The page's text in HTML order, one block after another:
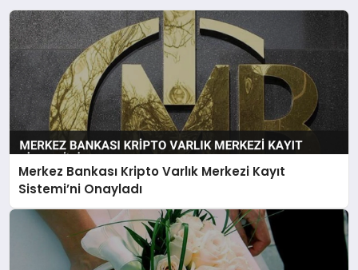
Merkez Bankası Kripto Varlık Merkezi Kayıt
Sistemi’ni Onayladı